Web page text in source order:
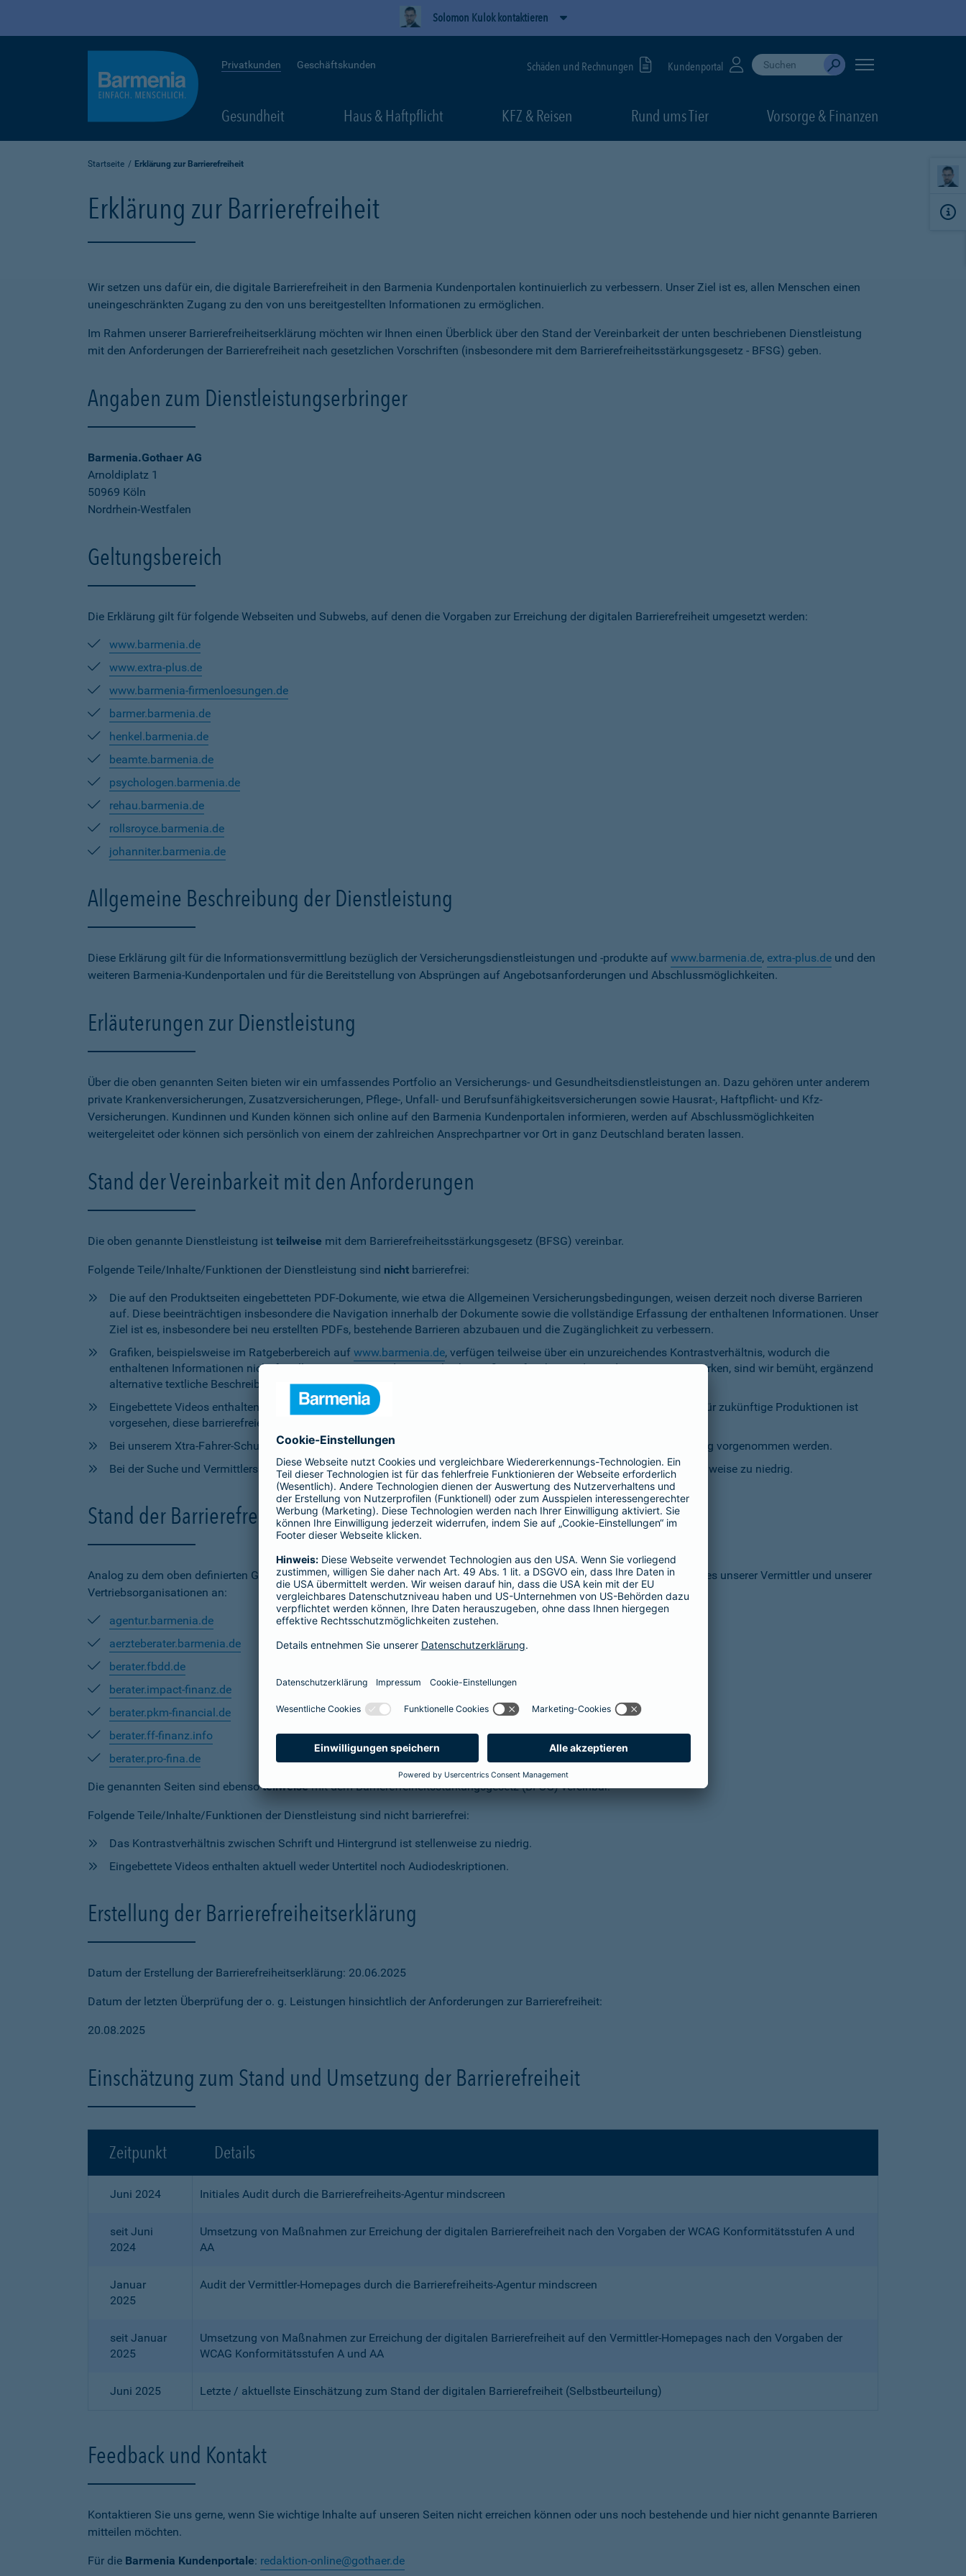
Solomon Kulok kontaktieren
Privatkunden Geschäftskunden Schäden und Rechnungen Kundenportal Suche durchführen
When autocomplete results are available, use
Absenden
Gesundheit Haus & Haftpflicht KFZ & Reisen Rund ums Tier Vorsorge & Finanzen
Startseite Erklärung zur Barrierefreiheit
Erklärung zur Barrierefreiheit
Wir setzen uns dafür ein, die digitale Barrierefreiheit in den Barmenia Kundenportalen kontinuierlich zu verbessern. Unser Ziel ist es, allen Menschen einen
uneingeschränkten Zugang zu den von uns bereitgestellten Informationen zu ermöglichen.
Im Rahmen unserer Barrierefreiheitserklärung möchten wir Ihnen einen Überblick über den Stand der Vereinbarkeit der unten beschriebenen Dienstleistung
mit den Anforderungen der Barrierefreiheit nach gesetzlichen Vorschriften (insbesondere mit dem Barrierefreiheitsstärkungsgesetz - BFSG) geben.
Angaben zum Dienstleistungserbringer
Barmenia.Gothaer AG
Arnoldiplatz 1
50969 Köln
Nordrhein-Westfalen
Geltungsbereich
Die Erklärung gilt für folgende Webseiten und Subwebs, auf denen die Vorgaben zur Erreichung der digitalen Barrierefreiheit umgesetzt werden:
www.barmenia.de
www.extra-plus.de
www.barmenia-firmenloesungen.de
barmer.barmenia.de
henkel.barmenia.de
beamte.barmenia.de
psychologen.barmenia.de
rehau.barmenia.de
rollsroyce.barmenia.de
johanniter.barmenia.de
Allgemeine Beschreibung der Dienstleistung
Diese Erklärung gilt für die Informationsvermittlung bezüglich der Versicherungsdienstleistungen und -produkte auf www.barmenia.de, extra-plus.de und den
weiteren Barmenia-Kundenportalen und für die Bereitstellung von Absprüngen auf Angebotsanforderungen und Abschlussmöglichkeiten.
Erläuterungen zur Dienstleistung
Über die oben genannten Seiten bieten wir ein umfassendes Portfolio an Versicherungs- und Gesundheitsdienstleistungen an. Dazu gehören unter anderem
private Krankenversicherungen, Zusatzversicherungen, Pflege-, Unfall- und Berufsunfähigkeitsversicherungen sowie Hausrat-, Haftpflicht- und Kfz-
Versicherungen. Kundinnen und Kunden können sich online auf den Barmenia Kundenportalen informieren, werden auf Abschlussmöglichkeiten
weitergeleitet oder können sich persönlich von einem der zahlreichen Ansprechpartner vor Ort in ganz Deutschland beraten lassen.
Stand der Vereinbarkeit mit den Anforderungen
Die oben genannte Dienstleistung ist teilweise mit dem Barrierefreiheitsstärkungsgesetz (BFSG) vereinbar.
Folgende Teile/Inhalte/Funktionen der Dienstleistung sind nicht barrierefrei:
Die auf den Produktseiten eingebetteten PDF-Dokumente, wie etwa die Allgemeinen Versicherungsbedingungen, weisen derzeit noch diverse Barrieren
auf. Diese beeinträchtigen insbesondere die Navigation innerhalb der Dokumente sowie die vollständige Erfassung der enthaltenen Informationen. Unser
Ziel ist es, insbesondere bei neu erstellten PDFs, bestehende Barrieren abzubauen und die Zugänglichkeit zu verbessern.
Grafiken, beispielsweise im Ratgeberbereich auf www.barmenia.de, verfügen teilweise über ein unzureichendes Kontrastverhältnis, wodurch die
enthaltenen Informationen nicht für alle Nutzerinnen und Nutzer gleichermaßen erfassbar sind. Um dem entgegenzuwirken, sind wir bemüht, ergänzend
alternative textliche Beschreibungen zur Verfügung zu stellen.
Eingebettete Videos enthalten aktuell weder Untertitel noch Audiodeskriptionen, was ihre Zugänglichkeit einschränkt. Für zukünftige Produktionen ist
vorgesehen, diese barrierefreien Elemente bereitzustellen.
Bei unserem Xtra-Fahrer-Schutz kann die Anpassung der zu versichernden Tage momentan nicht per Tastaturbedienung vorgenommen werden.
Bei der Suche und Vermittlersuche auf barmenia.de ist das Kontrastverhältnis zwischen Schrift und Hintergrund stellenweise zu niedrig.
Stand der Barrierefreiheit auf den Vermittler-Homepages
Analog zu dem oben definierten Geltungsbereich streben wir die Umsetzung der digitalen Barrierefreiheit auf den Homepages unserer Vermittler und unserer
Vertriebsorganisationen an:
agentur.barmenia.de
aerzteberater.barmenia.de
berater.fbdd.de
berater.impact-finanz.de
berater.pkm-financial.de
berater.ff-finanz.info
berater.pro-fina.de
Die genannten Seiten sind ebensoteilweisemit dem Barrierefreiheitsstärkungsgesetz (BFSG) vereinbar.
Folgende Teile/Inhalte/Funktionen der Dienstleistung sind nicht barrierefrei:
Das Kontrastverhältnis zwischen Schrift und Hintergrund ist stellenweise zu niedrig.
Eingebettete Videos enthalten aktuell weder Untertitel noch Audiodeskriptionen.
Erstellung der Barrierefreiheitserklärung
Datum der Erstellung der Barrierefreiheitserklärung: 20.06.2025
Datum der letzten Überprüfung der o. g. Leistungen hinsichtlich der Anforderungen zur Barrierefreiheit:
20.08.2025
Einschätzung zum Stand und Umsetzung der Barrierefreiheit
Zeitpunkt Details
Juni 2024 Initiales Audit durch die Barrierefreiheits-Agentur mindscreen
seit Juni
2024
Umsetzung von Maßnahmen zur Erreichung der digitalen Barrierefreiheit nach den Vorgaben der WCAG Konformitätsstufen A und
AA
Januar
2025
Audit der Vermittler-Homepages durch die Barrierefreiheits-Agentur mindscreen
seit Januar
2025
Umsetzung von Maßnahmen zur Erreichung der digitalen Barrierefreiheit auf den Vermittler-Homepages nach den Vorgaben der
WCAG Konformitätsstufen A und AA
Juni 2025 Letzte / aktuellste Einschätzung zum Stand der digitalen Barrierefreiheit (Selbstbeurteilung)
Feedback und Kontakt
Kontaktieren Sie uns gerne, wenn Sie wichtige Inhalte auf unseren Seiten nicht erreichen können oder uns noch bestehende und hier nicht genannte Barrieren
mitteilen möchten.
Für die Barmenia Kundenportale: redaktion-online@gothaer.de